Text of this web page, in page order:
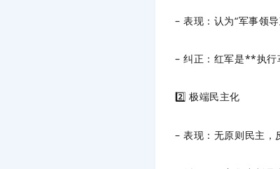
– 表现：认为“军事领
– 纠正：红军是**执行
2️⃣ 极端民主化
– 表现：无原则民主，